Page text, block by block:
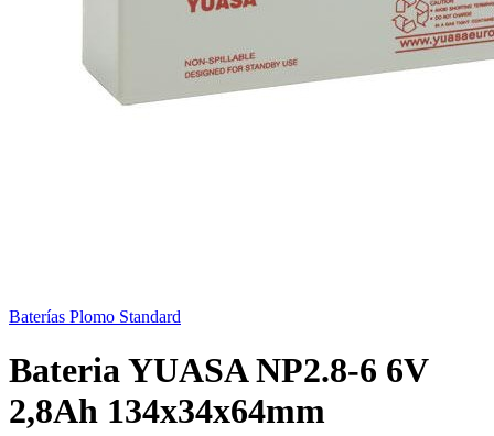
Baterías Plomo Standard
Bateria YUASA NP2.8-6 6V
2,8Ah 134x34x64mm